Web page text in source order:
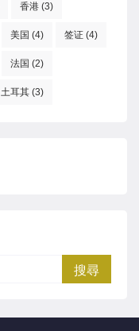
香港 (3)
美国 (4) 签证 (4)
法国 (2)
土耳其 (3)